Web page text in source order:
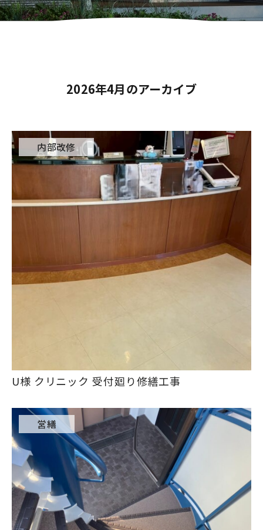
2026年4月のアーカイブ
内部改修
U様 クリニック 受付廻り修繕工事
営繕